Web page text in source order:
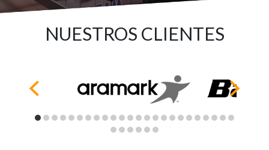
NUESTROS CLIENTES